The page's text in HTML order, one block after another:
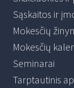
Sąskaitos ir
Mokesčių
Mokesčių
Seminarai
Tarptautinis